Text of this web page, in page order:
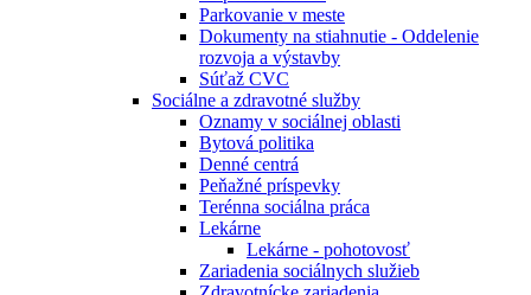
Parkovanie v meste
Dokumenty na stiahnutie - Oddelenie
rozvoja a výstavby
Súťaž CVC
Sociálne a zdravotné služby
Oznamy v sociálnej oblasti
Bytová politika
Denné centrá
Peňažné príspevky
Terénna sociálna práca
Lekárne
Lekárne - pohotovosť
Zariadenia sociálnych služieb